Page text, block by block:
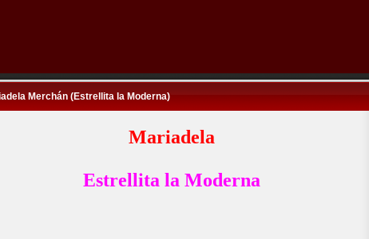
Merchán (Estrellita la Moderna)
Mariadela
Estrellita la Moderna